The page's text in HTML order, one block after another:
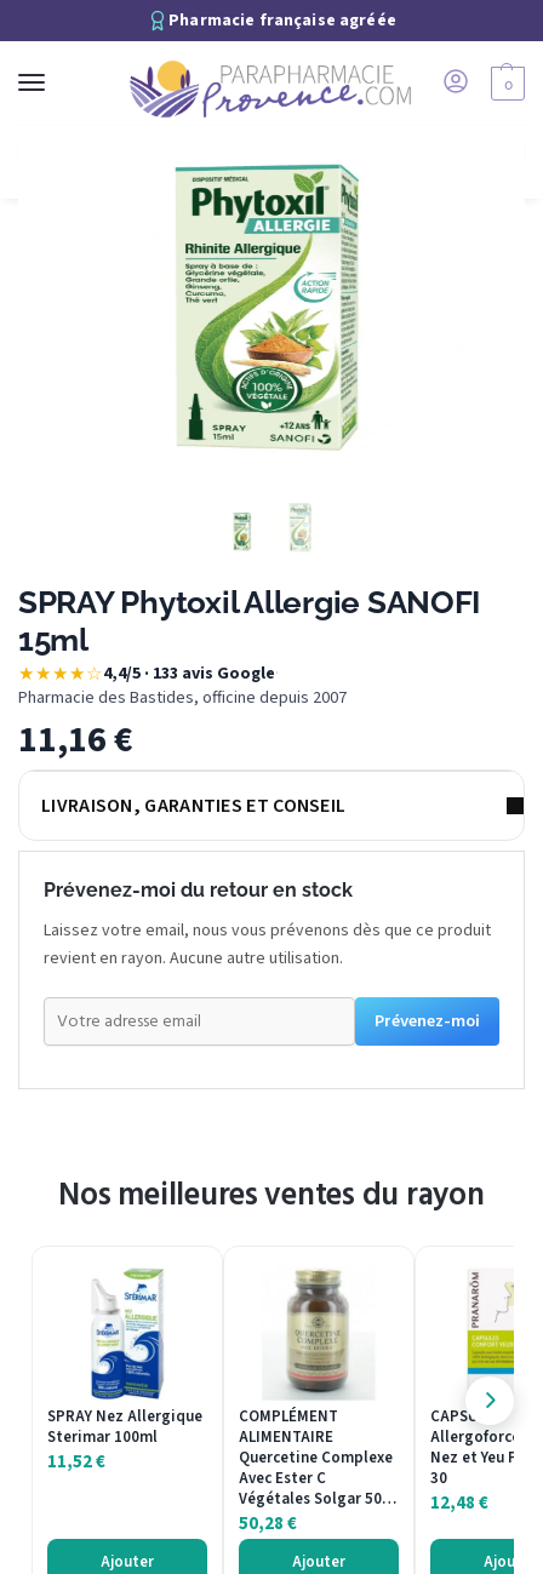
Pharmacie française agréée
0
SPRAY Phytoxil Allergie SANOFI
15ml
★★★★☆4,4/5 · 133 avis Google·
Pharmacie des Bastides, officine depuis 2007
11,16€
LIVRAISON, GARANTIES ET CONSEIL
Prévenez-moi du retour en stock
Laissez votre email, nous vous prévenons dès que ce produit
revient en rayon. Aucune autre utilisation.
Prévenez-moi
Nos meilleures ventes du rayon
SPRAY Nez Allergique
Sterimar 100ml
11,52€
Ajouter
COMPLÉMENT
ALIMENTAIRE
Quercetine Complexe
Avec Ester C
Végétales Solgar 50…
50,28€
Ajouter
CAPSULES
Allergoforce
Nez et Yeu
30
12,48€
Ajouter